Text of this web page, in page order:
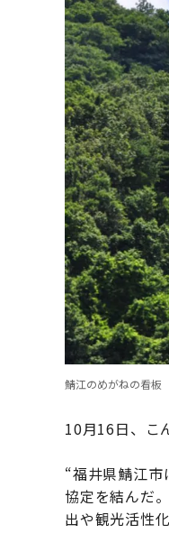
鯖江のめがねの看板
10月16日、こ
“福井県鯖江
協定を結んだ
出や観光活性